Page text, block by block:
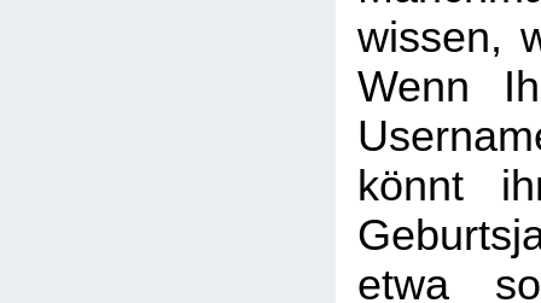
wissen,
Wenn
könnt
etwa